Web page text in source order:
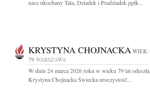
nasz ukochany Tata, Dziadek i Pradziadek ppłk...
KRYSTYNA CHOJNACKA WIEK:
79 WARSZAWA
W dniu 24 marca 2026 roku w wieku 79 lat odeszła
Krystyna Chojnacka Świecka uroczystość...